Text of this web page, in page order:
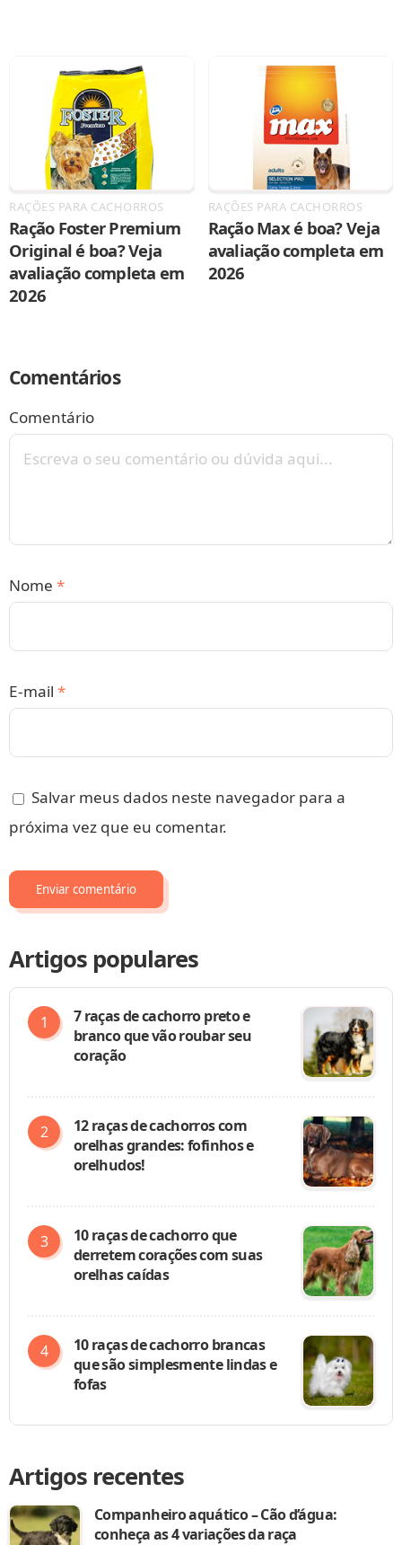
RAÇÕES PARA CACHORROS
Ração Foster Premium
Original é boa? Veja
avaliação completa em
2026
RAÇÕES PARA CACHORROS
Ração Max é boa? Veja
avaliação completa em
2026
Comentários
Comentário
Nome *
E-mail *
Salvar meus dados neste navegador para a
próxima vez que eu comentar.
Artigos populares
7 raças de cachorro preto e
branco que vão roubar seu
coração
12 raças de cachorros com
orelhas grandes: fofinhos e
orelhudos!
10 raças de cachorro que
derretem corações com suas
orelhas caídas
10 raças de cachorro brancas
que são simplesmente lindas e
fofas
Artigos recentes
Companheiro aquático – Cão d’água:
conheça as 4 variações da raça